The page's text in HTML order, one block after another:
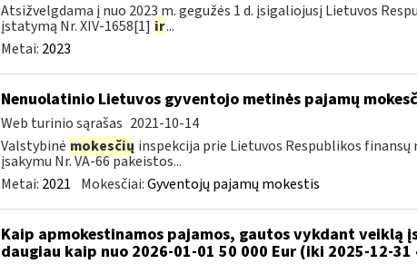
Atsižvelgdama į nuo 2023 m. gegužės 1 d. įsigaliojusį Lietuvos
įstatymą Nr. XIV-1658[1] ir...
Metai: 2023
Nenuolatinio Lietuvos gyventojo metinės pajamų
Web turinio sąrašas 2021-10-14
Valstybinė mokesčių inspekcija prie Lietuvos Respublikos
įsakymu Nr. VA-66 pakeistos...
Metai: 2021 Mokesčiai:Gyventojų pajamų mokestis
Kaip apmokestinamos pajamos, gautos vykdant veiklą
daugiau kaip nuo 2026-01-01 50 000 Eur (iki 2025-12-31